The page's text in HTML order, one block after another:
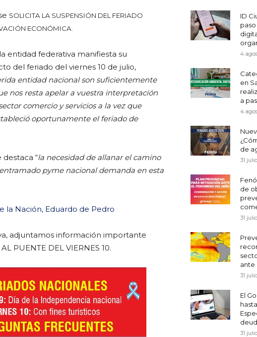
SOLICITA LA SUSPENSIÓN DEL FERIADO
ECONÓMICA.
entidad federativa manifiesta su
del feriado del viernes 10 de julio,
entidad nacional son suficientemente
nos resta apelar a vuestra interpretación
comercio y servicios a la vez que
oportunamente el feriado de
“la necesidad de allanar el camino
pyme nacional demanda en esta
la Nación, Eduardo de Pedro
adjuntamos información importante
PUENTE DEL VIERNES 10.
ID
4
en
a
4
de
31
de
31
ante
31
El
31